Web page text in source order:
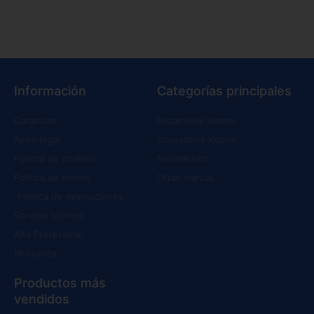
Información Categorías principales
Productos más
vendidos